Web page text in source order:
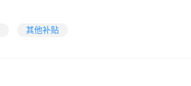
其他补贴